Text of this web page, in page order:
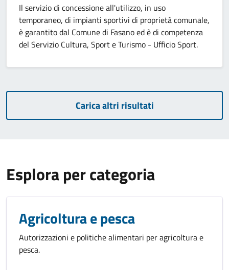
Il servizio di concessione all'utilizzo, in uso
temporaneo, di impianti sportivi di proprietà comunale,
è garantito dal Comune di Fasano ed è di competenza
del Servizio Cultura, Sport e Turismo - Ufficio Sport.
Carica altri risultati
Esplora per categoria
Agricoltura e pesca
Autorizzazioni e politiche alimentari per agricoltura e
pesca.